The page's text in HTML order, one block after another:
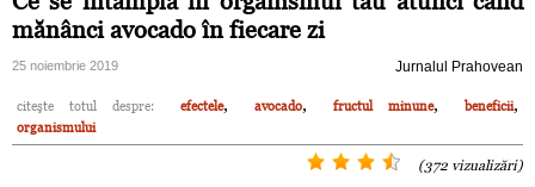
mănânci avocado în fiecare zi
25 noiembrie 2019 Jurnalul Prahovean
citeşte totul despre: efectele, avocado, fructul minune, beneficii,
organismului
(372 vizualizări)